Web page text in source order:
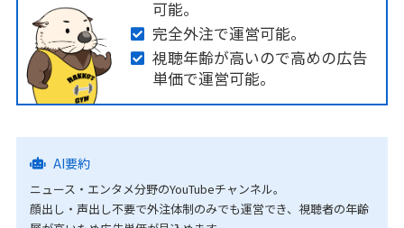
可能。
完全外注で運営可能。
視聴年齢が高いので高めの広告
単価で運営可能。
AI要約
ニュース・エンタメ分野のYouTubeチャンネル。
顔出し・声出し不要で外注体制のみでも運営でき、視聴者の年齢